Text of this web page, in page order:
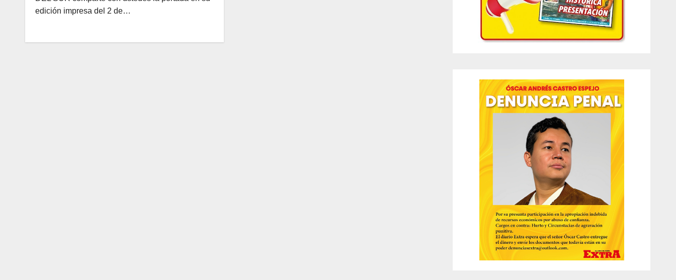
edición impresa del 2 de…